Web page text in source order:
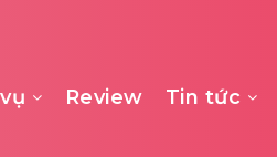
Review Tin tức